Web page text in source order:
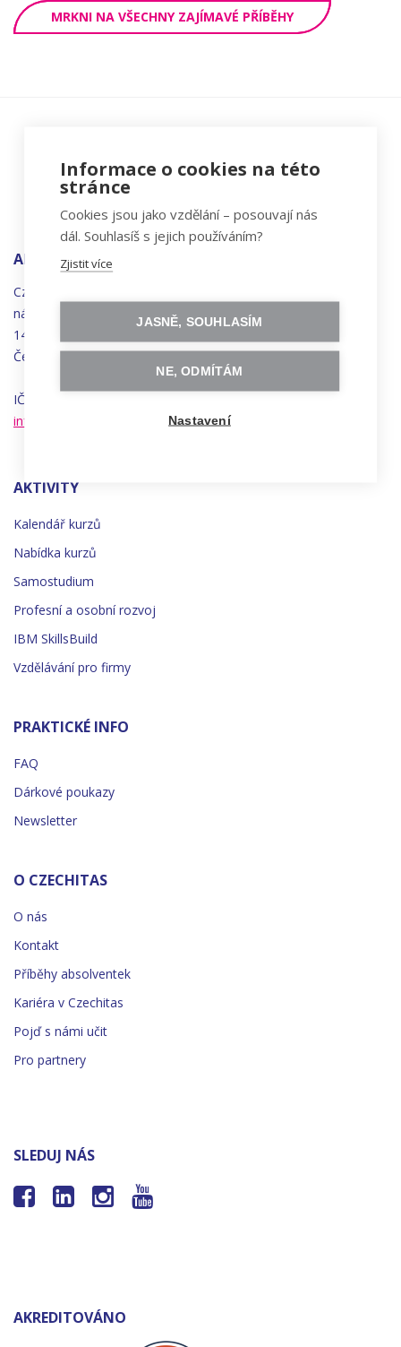
MRKNI NA VŠECHNY ZAJÍMAVÉ PŘÍBĚHY
ADRESA
Czechitas, z.ú.
náměstí
Synků 1748/17
140 00 Praha 4 - Nusle
Česká republika
IČO 22834958 | DIČ CZ22834958
info@czechitas.cz
AKTIVITY
Kalendář kurzů
Nabídka kurzů
Samostudium
Profesní a osobní rozvoj
IBM SkillsBuild
Vzdělávání pro firmy
PRAKTICKÉ INFO
FAQ
Dárkové poukazy
Newsletter
O CZECHITAS
O nás
Kontakt
Příběhy absolventek
Kariéra v Czechitas
Pojď s námi učit
Pro partnery
SLEDUJ NÁS
   
AKREDITOVÁNO
Informace o cookies na této
stránce
Cookies jsou jako vzdělání – posouvají nás
dál. Souhlasíš s jejich používáním?
Zjistit více
JASNĚ, SOUHLASÍM
NE, ODMÍTÁM
Nastavení